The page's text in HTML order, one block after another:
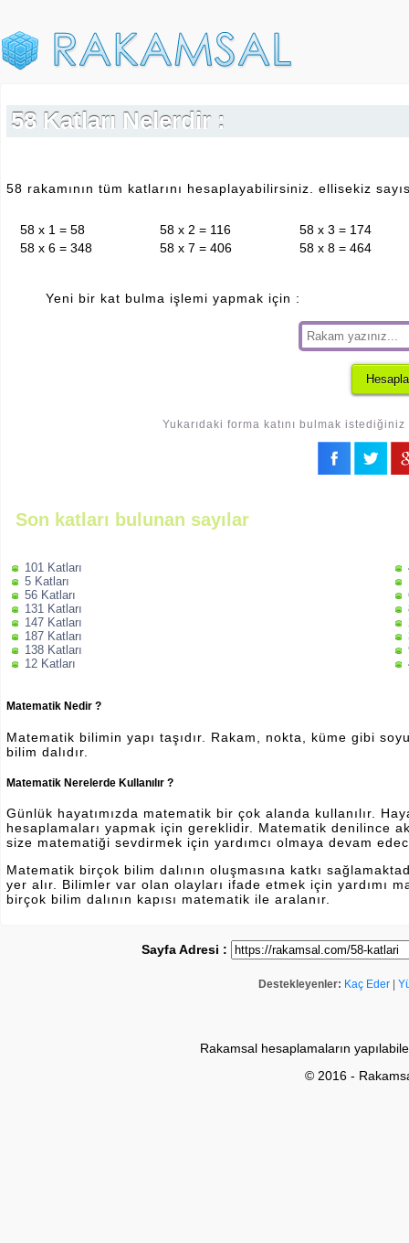
58 Katları Nelerdir :
58 rakamının tüm katlarını hesaplayabilirsiniz. ellisekiz
58 x 1 = 58 58 x 2 = 116
58 x 3 = 174
58 x 6 = 348
58 x 7 = 406 58 x 8 = 464
Yeni bir kat bulma işlemi yapmak için :
Yukarıdaki forma katını bulmak
Son katları bulunan sayılar
101 Katları
5 Katları
56 Katları
131 Katları
147 Katları
187 Katları
138 Katları
12 Katları
Matematik Nedir ?
Matematik bilimin yapı taşıdır. Rakam, nokta, küme gibi
bilim dalıdır.
Matematik Nerelerde Kullanılır ?
Günlük hayatımızda matematik bir çok alanda kullanılır.
hesaplamaları yapmak için gereklidir. Matematik denilince
size matematiği sevdirmek için yardımcı olmaya devam
Matematik birçok bilim dalının oluşmasına katkı
yer alır. Bilimler var olan olayları ifade etmek için yardımı
birçok bilim dalının kapısı matematik ile aralanır.
Sayfa Adresi :
Destekleyenler: Kaç Eder
Rakamsal hesaplamaların
© 2016 -